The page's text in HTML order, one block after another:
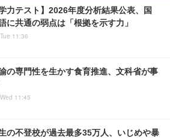
学力テスト】2026年度分析結果公表、国
に共通の弱点は「根拠を示す力」
11:36
の専門性を生かす食育推進、文科省が事
11:45
の不登校が過去最多35万人、いじめや暴